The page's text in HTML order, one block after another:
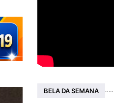
BELA DA SEMANA